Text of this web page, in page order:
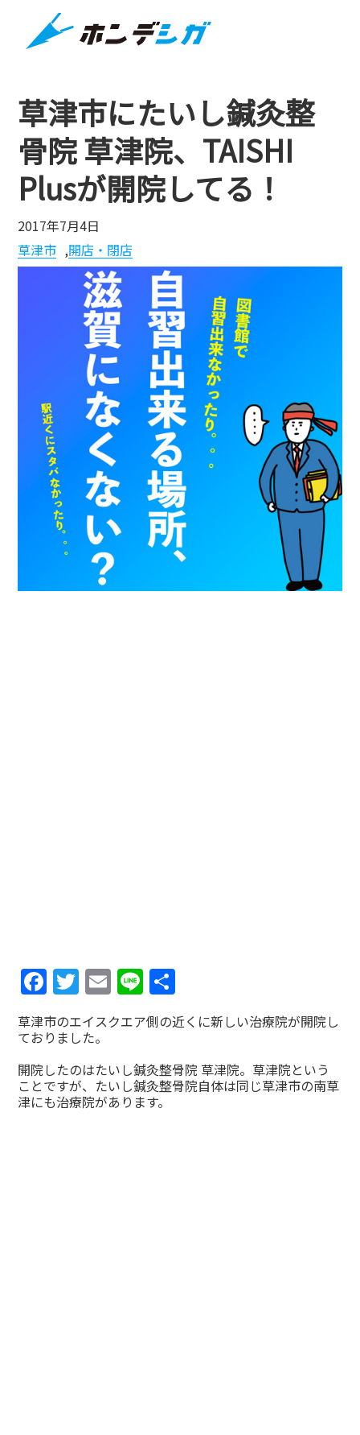
草津市にたいし鍼灸整
骨院 草津院、TAISHI
Plusが開院してる！
2017年7月4日
草津市 ,開店・閉店
Facebook
Twitter
Email
Line
有
草津市のエイスクエア側の近くに新しい治療院が開院し
ておりました。
開院したのはたいし鍼灸整骨院 草津院。草津院という
ことですが、たいし鍼灸整骨院自体は同じ草津市の南草
津にも治療院があります。